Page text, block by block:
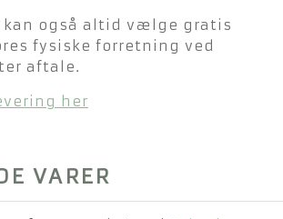
kan også altid vælge gratis
fysiske forretning ved
aftale.
her
VARER